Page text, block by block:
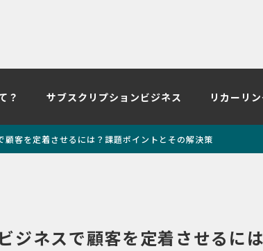
？ サブスクリプションビジネス リカーリ
顧客を定着させるには？課題ポイントとその解決策
ジネスで顧客を定着させるに